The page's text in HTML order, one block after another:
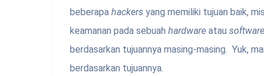
beberapa hackers yang memiliki tujuan baik,
keamanan pada sebuah hardware atau software
berdasarkan tujuannya masing-masing. Yuk,
berdasarkan tujuannya.